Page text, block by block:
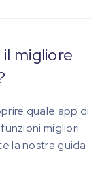
migliore
quale app di
migliori.
la nostra guida